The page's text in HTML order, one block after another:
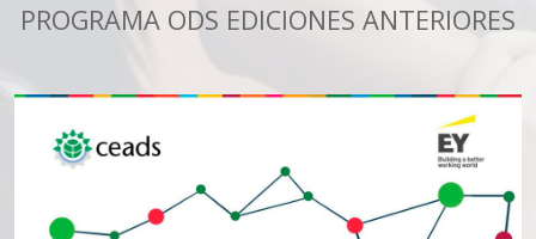
PROGRAMA ODS EDICIONES ANTERIORES